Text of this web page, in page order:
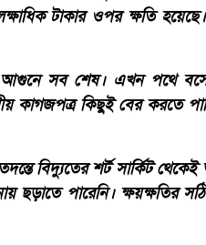
টাকার ওপর ক্ষতি
আগুনে সব শেষ। এখন পথে
কাগজপত্র কিছুই বের করতে
বিদ্যুতের শর্ট সার্কিট
পারেনি। ক্ষয়ক্ষতির